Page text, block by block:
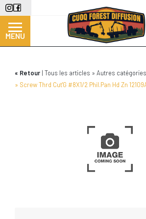
Aller
au
contenu
principal
MENU
Retour Tous les articles Autres catégories
Screw Thrd Cut'G #8X1/2 Phil.Pan Hd Zn